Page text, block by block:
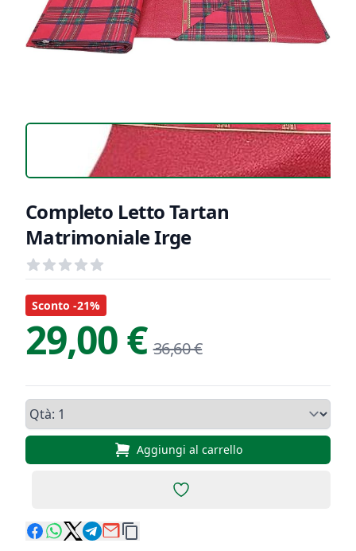
Completo Letto Tartan
Matrimoniale Irge
Recensioni
out of 5 stars
Informazioni Prodotto
Descrizione riassuntiva
Sconto -21%
29,00 € 36,60 €
Qtà, Completo Letto Tartan
Aggiungi al carrello
Add to favorites